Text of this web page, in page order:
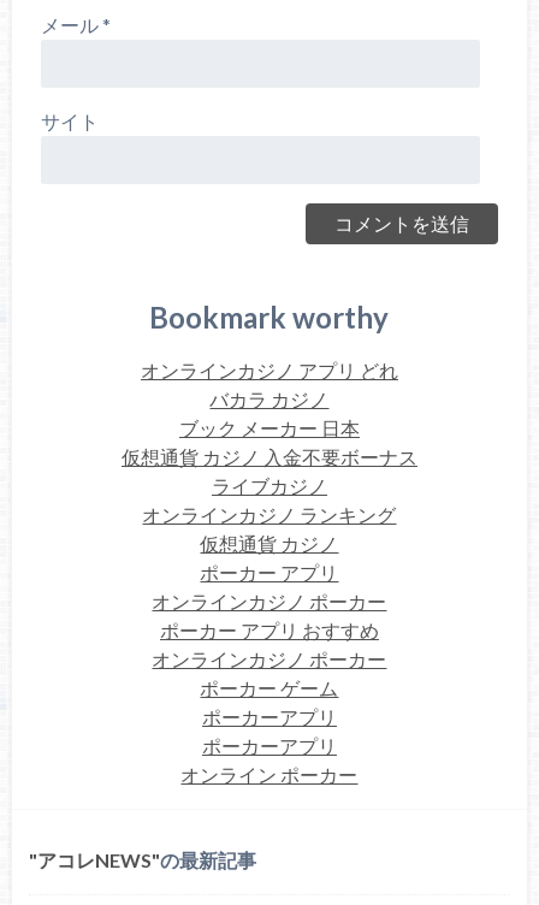
メール*
サイト
Bookmark worthy
オンラインカジノ アプリ どれ
バカラ カジノ
ブック メーカー 日本
仮想通貨 カジノ 入金不要ボーナス
ライブカジノ
オンラインカジノ ランキング
仮想通貨 カジノ
ポーカー アプリ
オンラインカジノ ポーカー
ポーカー アプリ おすすめ
オンラインカジノ ポーカー
ポーカー ゲーム
ポーカーアプリ
ポーカーアプリ
オンライン ポーカー
アコレNEWS の最新記事